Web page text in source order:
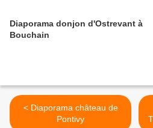
Diaporama donjon d'Ostrevant à
Bouchain
< Diaporama château de
Pontivy